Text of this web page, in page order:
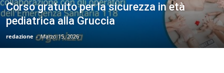
Corso gratuito per la sicurezza in età
pediatrica alla Gruccia
redazione - Marzo 15, 2026